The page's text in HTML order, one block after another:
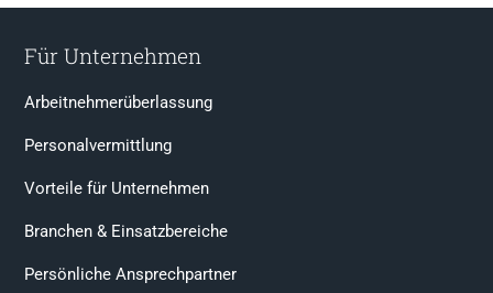
Für Unternehmen
Arbeitnehmerüberlassung
Personalvermittlung
Vorteile für Unternehmen
Branchen & Einsatzbereiche
Persönliche Ansprechpartner